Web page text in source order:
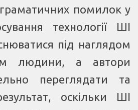
помилок у
технології ШІ
під наглядом
людини, а автори
переглядати та
оскільки ШІ